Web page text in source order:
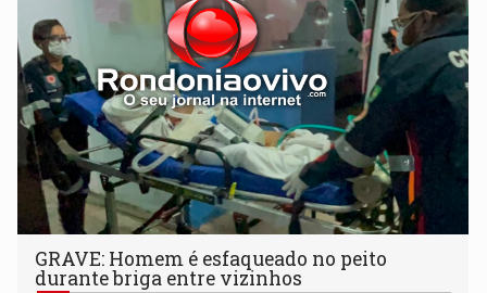
GRAVE: Homem é esfaqueado no peito
durante briga entre vizinhos